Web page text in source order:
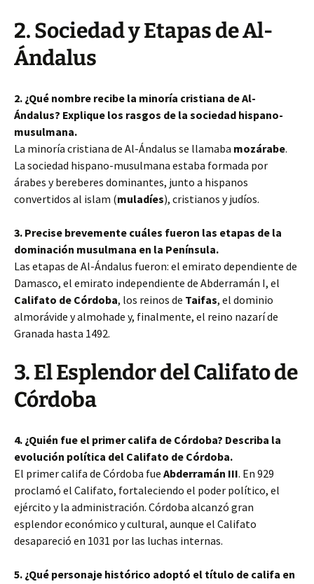
2. Sociedad y Etapas de Al-
Ándalus
2. ¿Qué nombre recibe la minoría cristiana de Al-
Ándalus? Explique los rasgos de la sociedad hispano-
musulmana.
La minoría cristiana de Al-Ándalus se llamaba mozárabe.
La sociedad hispano-musulmana estaba formada por
árabes y bereberes dominantes, junto a hispanos
convertidos al islam (muladíes), cristianos y judíos.
3. Precise brevemente cuáles fueron las etapas de la
dominación musulmana en la Península.
Las etapas de Al-Ándalus fueron: el emirato dependiente de
Damasco, el emirato independiente de Abderramán I, el
Califato de Córdoba, los reinos de Taifas, el dominio
almorávide y almohade y, finalmente, el reino nazarí de
Granada hasta 1492.
3. El Esplendor del Califato de
Córdoba
4. ¿Quién fue el primer califa de Córdoba? Describa la
evolución política del Califato de Córdoba.
El primer califa de Córdoba fue Abderramán III. En 929
proclamó el Califato, fortaleciendo el poder político, el
ejército y la administración. Córdoba alcanzó gran
esplendor económico y cultural, aunque el Califato
desapareció en 1031 por las luchas internas.
5. ¿Qué personaje histórico adoptó el título de califa en